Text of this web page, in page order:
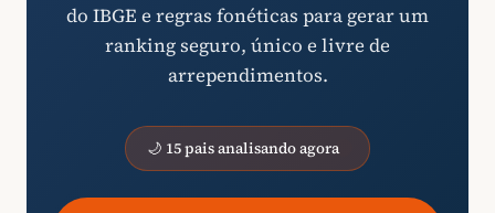
do IBGE e regras fonéticas para gerar um
ranking seguro, único e livre de
arrependimentos.
🌙 15 pais analisando agora